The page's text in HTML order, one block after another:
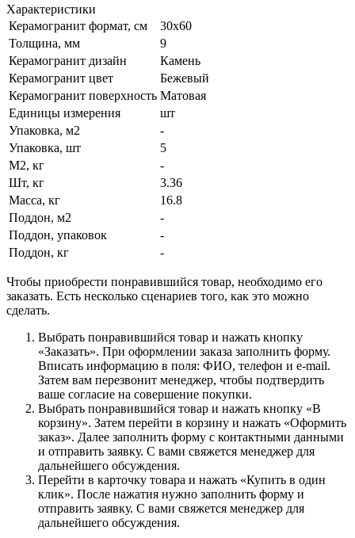
Характеристики
Керамогранит формат, см
30х60
Толщина, мм
9
Керамогранит дизайн
Камень
Керамогранит цвет
Бежевый
Керамогранит поверхность Матовая
Единицы измерения
шт
Упаковка, м2
-
Упаковка, шт
5
М2, кг
-
Шт, кг
3.36
Масса, кг
16.8
Поддон, м2
-
Поддон, упаковок
-
Поддон, кг
-
Чтобы приобрести понравившийся товар, необходимо его
заказать. Есть несколько сценариев того, как это можно
сделать.
Выбрать понравившийся товар и нажать кнопку
«Заказать». При оформлении заказа заполнить форму.
Вписать информацию в поля: ФИО, телефон и e-mail.
Затем вам перезвонит менеджер, чтобы подтвердить
ваше согласие на совершение покупки.
Выбрать понравившийся товар и нажать кнопку «В
корзину». Затем перейти в корзину и нажать «Оформить
заказ». Далее заполнить форму с контактными данными
и отправить заявку. С вами свяжется менеджер для
дальнейшего обсуждения.
Перейти в карточку товара и нажать «Купить в один
клик». После нажатия нужно заполнить форму и
отправить заявку. С вами свяжется менеджер для
дальнейшего обсуждения.